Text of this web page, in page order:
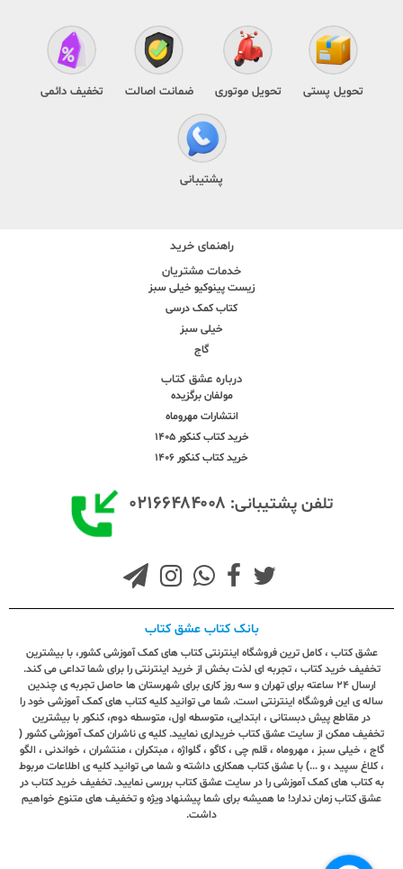
تحویل پستی تحویل موتوری ضمانت اصالت تخفیف دائمی
پشتیبانی
راهنمای خرید
خدمات مشتریان
زیست پینوکیو خیلی سبز
کتاب کمک درسی
خیلی سبز
گاج
درباره عشق کتاب
مولفان برگزیده
انتشارات مهروماه
خرید کتاب کنکور 1405
خرید کتاب کنکور 1406
تلفن پشتیبانی: ۰۲۱۶۶۴۸۴۰۰۸
بانک کتاب عشق کتاب
عشق کتاب ، کامل ترین فروشگاه اینترنتی کتاب های کمک آموزشی کشور، با بیشترین
تخفیف خرید کتاب ، تجربه ای لذت بخش از خرید اینترنتی را برای شما تداعی می کند.
ارسال ٢٤ ساعته برای تهران و سه روز کاری برای شهرستان ها حاصل تجربه ی چندین
ساله ی این فروشگاه اینترنتی است. شما می توانید کلیه کتاب های کمک آموزشی خود را
در مقاطع پیش دبستانی ، ابتدایی، متوسطه اول، متوسطه دوم، کنکور با بیشترین
تخفیف ممکن از سایت عشق کتاب خریداری نمایید. کلیه ی ناشران کمک آموزشی کشور (
گاج ، خیلی سبز ، مهروماه ، قلم چی ، کاگو ، گلواژه ، مبتکران ، منتشران ، خواندنی ، الگو
، کلاغ سپید ، و ...) با عشق کتاب همکاری داشته و شما می توانید کلیه ی اطلاعات مربوط
به کتاب های کمک آموزشی را در سایت عشق کتاب بررسی نمایید. تخفیف خرید کتاب در
عشق کتاب زمان ندارد! ما همیشه برای شما پیشنهاد ویژه و تخفیف های متنوع خواهیم
داشت.